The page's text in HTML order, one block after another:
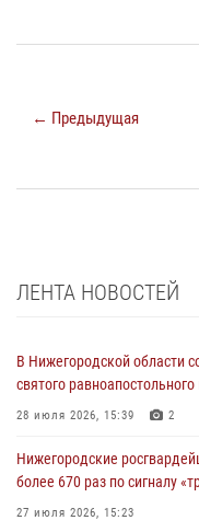
← Предыдущая
ЛЕНТА НОВОСТЕЙ
В Нижегородской области
святого
28 июля 2026, 15:39 2
Нижегородские
более 670 раз по сигналу
27 июля 2026, 15:23